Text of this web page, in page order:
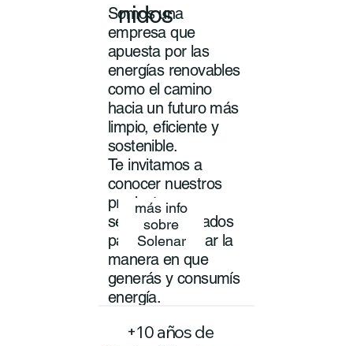
nidos
Somos una
empresa que
apuesta por las
energías renovables
como el camino
hacia un futuro más
limpio, eficiente y
sostenible.
Te invitamos a
conocer nuestros
productos y
servicios pensados
para transformar la
manera en que
generás y consumís
energía.
más info
sobre
Solenar
+10 años de